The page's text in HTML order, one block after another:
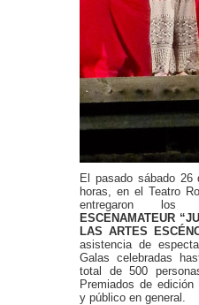
El pasado sábado
horas, en el Teatro
entregaron los
ESCENAMATEUR
LAS ARTES
asistencia de
Galas celebradas
total de 500
Premiados de edición
y público en general.